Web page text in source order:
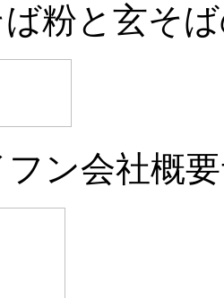
粉と玄そ
フン会社概